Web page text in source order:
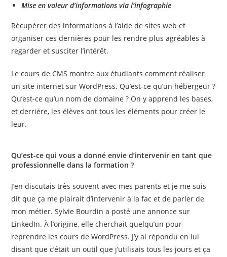
Mise en valeur d’informations via l’infographie
Récupérer des informations à l’aide de sites web et
organiser ces dernières pour les rendre plus agréables à
regarder et susciter l’intérêt.
Le cours de CMS montre aux étudiants comment réaliser
un site internet sur WordPress. Qu’est-ce qu’un hébergeur ?
Qu’est-ce qu’un nom de domaine ? On y apprend les bases,
et derrière, les élèves ont tous les éléments pour créer le
leur.
Qu’est-ce qui vous a donné envie d’intervenir en tant que
professionnelle dans la formation ?
J’en discutais très souvent avec mes parents et je me suis
dit que ça me plairait d’intervenir à la fac et de parler de
mon métier. Sylvie Bourdin a posté une annonce sur
LinkedIn. À l’origine, elle cherchait quelqu’un pour
reprendre les cours de WordPress. J’y ai répondu en lui
disant que c’était un outil que j’utilisais tous les jours et ça